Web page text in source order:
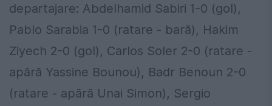
departajare: Abdelhamid Sabiri 1-0 (gol),
Pablo Sarabia 1-0 (ratare - bară), Hakim
Ziyech 2-0 (gol), Carlos Soler 2-0 (ratare -
apără Yassine Bounou), Badr Benoun 2-0
(ratare - apără Unai Simon), Sergio